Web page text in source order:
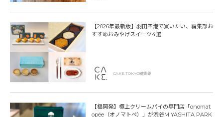
【2026年最新版】羽田空港で買いたい、編集部お
すすめおみやげスイーツ4選
CAKE.TOKYO編集部
【福岡発】極上クリームパイの専門店「onomat
opée（オノマトペ）」が渋谷MIYASHITA PARK